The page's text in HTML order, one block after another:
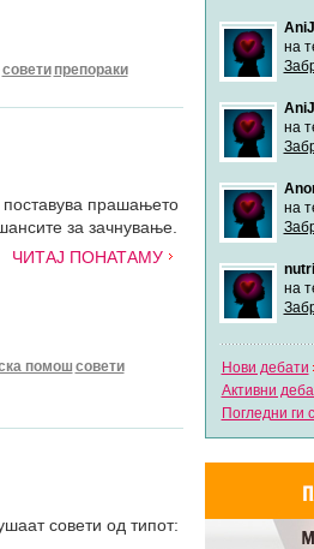
совети препораки
поставува прашањето
за зачнување.
ЧИТАЈ ПОНАТАМУ
помош совети
совети од типот:
на
на
на
на
Нови дебати
Активни
Погледни ги